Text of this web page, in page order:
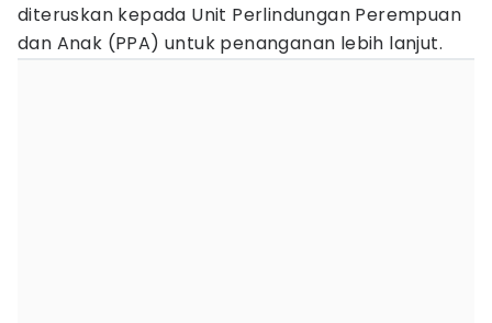
diteruskan kepada Unit Perlindungan Perempuan
dan Anak (PPA) untuk penanganan lebih lanjut.